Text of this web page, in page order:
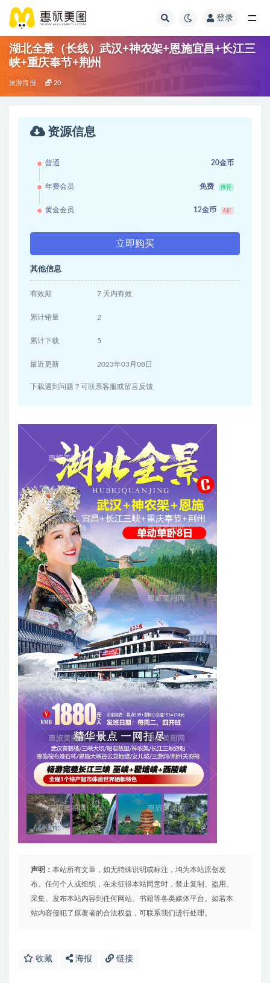
登录
湖北全景（长线）武汉+神农架+恩施宜昌+长江三
峡+重庆奉节+荆州
旅游海报 20
资源信息
普通 20金币
年费会员 免费 推荐
黄金会员 12金币 6折
立即购买
其他信息
有效期 7 天内有效
累计销量 2
累计下载 5
最近更新 2023年03月08日
下载遇到问题？可联系客服或留言反馈
声明： 本站所有文章，如无特殊说明或标注，均为本站原创发
布。任何个人或组织，在未征得本站同意时，禁止复制、盗用、
采集、发布本站内容到任何网站、书籍等各类媒体平台。如若本
站内容侵犯了原著者的合法权益，可联系我们进行处理。
收藏 海报 链接